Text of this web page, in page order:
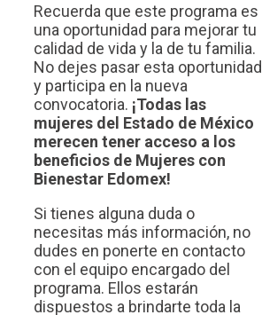
Recuerda que este programa es
una oportunidad para mejorar tu
calidad de vida y la de tu familia.
No dejes pasar esta oportunidad
y participa en la nueva
convocatoria. ¡Todas las
mujeres del Estado de México
merecen tener acceso a los
beneficios de Mujeres con
Bienestar Edomex!
Si tienes alguna duda o
necesitas más información, no
dudes en ponerte en contacto
con el equipo encargado del
programa. Ellos estarán
dispuestos a brindarte toda la